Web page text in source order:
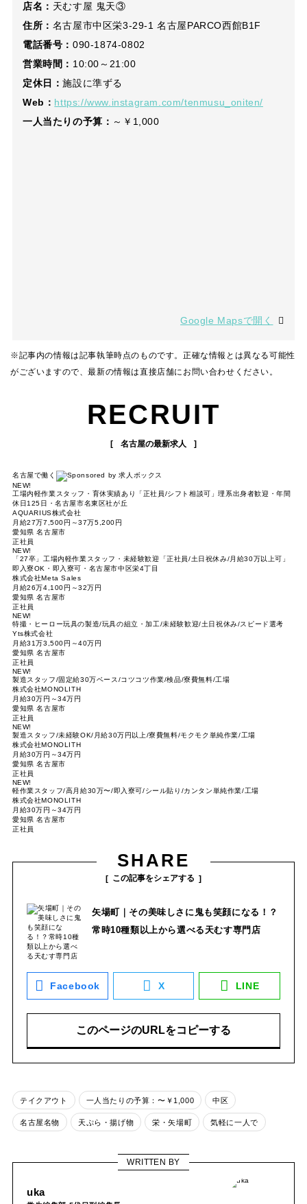
店名： 天むす屋 鬼天③
住所： 名古屋市中区栄3-29-1 名古屋PARCO西館B1F
電話番号： 090-1874-0802
営業時間： 10:00～21:00
定休日：施設に準ずる
Web： https://www.instagram.com/tenmusu_oniten/
一人当たりの予算： ～￥1,000
Google Mapsで開く
※記事内の情報は記事執筆時点のものです。正確な情報とは異なる可能性
がございますので、最新の情報は直接店舗にお問い合わせください。
RECRUIT
名古屋の最新求人
名古屋で働く
NEW!
工場内軽作業スタッフ・育休実績あり「正社員/シフト相談可」理系出身者歓迎・年間
休日125日・名古屋市名東区社が丘
AQUARIUS株式会社
月給27万7,500円～37万5,200円
愛知県 名古屋市
正社員
NEW!
「27卒」工場内軽作業スタッフ・未経験歓迎「正社員/土日祝休み/月給30万以上可」
即入寮OK・即入寮可・名古屋市中区栄4丁目
株式会社Meta Sales
月給26万4,100円～32万円
愛知県 名古屋市
正社員
NEW!
特撮・ヒーロー玩具の製造/玩具の組立・加工/未経験歓迎/土日祝休み/スピード選考
Yts株式会社
月給31万3,500円～40万円
愛知県 名古屋市
正社員
NEW!
製造スタッフ/固定給30万ベース/コツコツ作業/検品/寮費無料/工場
株式会社MONOLITH
月給30万円～34万円
愛知県 名古屋市
正社員
NEW!
製造スタッフ/未経験OK/月給30万円以上/寮費無料/モクモク単純作業/工場
株式会社MONOLITH
月給30万円～34万円
愛知県 名古屋市
正社員
NEW!
軽作業スタッフ/高月給30万〜/即入寮可/シール貼り/カンタン単純作業/工場
株式会社MONOLITH
月給30万円～34万円
愛知県 名古屋市
正社員
SHARE
この記事をシェアする
矢場町｜その美味しさに鬼も笑顔になる！？
常時10種類以上から選べる天むす専門店
Facebook X LINE
このページのURLをコピーする
テイクアウト 一人当たりの予算：〜￥1,000 中区
名古屋名物 天ぷら・揚げ物 栄・矢場町 気軽に一人で
WRITTEN BY
uka